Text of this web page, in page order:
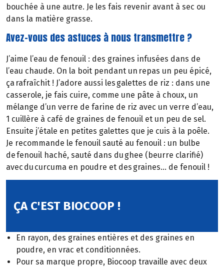
bouchée à une autre. Je les fais revenir avant à sec ou
dans la matière grasse.
Avez-vous des astuces à nous transmettre ?
J’aime l’eau de fenouil : des graines infusées dans de
l’eau chaude. On la boit pendant un repas un peu épicé,
ça rafraîchit ! J’adore aussi les galettes de riz : dans une
casserole, je fais cuire, comme une pâte à choux, un
mélange d’un verre de farine de riz avec un verre d’eau,
1 cuillère à café de graines de fenouil et un peu de sel.
Ensuite j’étale en petites galettes que je cuis à la poêle.
Je recommande le fenouil sauté au fenouil : un bulbe
de fenouil haché, sauté dans du ghee (beurre clarifié)
avec du curcuma en poudre et des graines… de fenouil !
ÇA C'EST BIOCOOP !
En rayon, des graines entières et des graines en
poudre, en vrac et conditionnées.
Pour sa marque propre, Biocoop travaille avec deux